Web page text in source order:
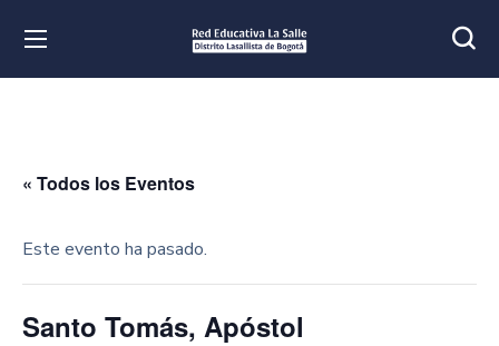
« Todos los Eventos
Este evento ha pasado.
Santo Tomás, Apóstol